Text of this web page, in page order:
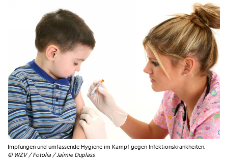
Impfungen und umfassende Hygiene im Kampf gegen Infektionskrankheiten.
© WZV / Fotolia / Jaimie Duplass